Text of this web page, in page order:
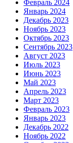
Февраль 2024
Январь 2024
Декабрь 2023
Ноябрь 2023
Октябрь 2023
Сентябрь 2023
Август 2023
Июль 2023
Июнь 2023
Май 2023
Апрель 2023
Март 2023
Февраль 2023
Январь 2023
Декабрь 2022
Ноябрь 2022